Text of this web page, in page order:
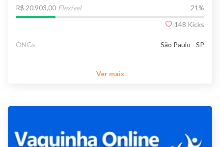
R$ 20.903,00 Flexível 21 %
148 Kicks
ONGs São Paulo - SP
Ver mais